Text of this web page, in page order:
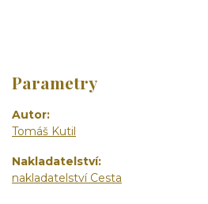
Parametry
Autor
Tomáš Kutil
Nakladatelství
nakladatelství Cesta